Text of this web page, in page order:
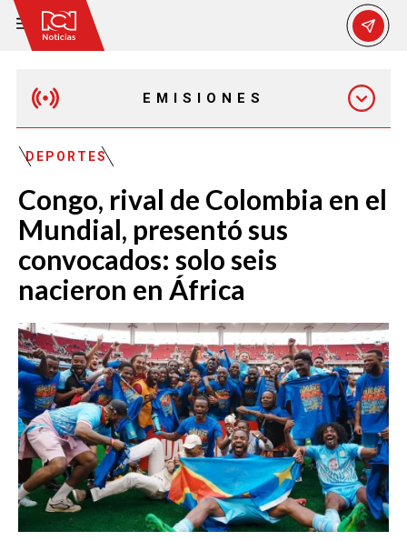
EMISIONES
EMISIÓN 7:00 PM
DEPORTES
Congo, rival de Colombia en el
Mundial, presentó sus
convocados: solo seis
nacieron en África